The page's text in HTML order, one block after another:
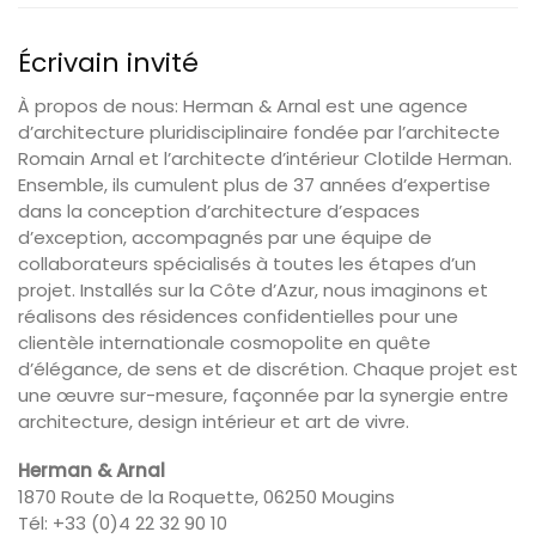
Écrivain invité
À propos de nous: Herman & Arnal est une agence
d’architecture pluridisciplinaire fondée par l’architecte
Romain Arnal et l’architecte d’intérieur Clotilde Herman.
Ensemble, ils cumulent plus de 37 années d’expertise
dans la conception d’architecture d’espaces
d’exception, accompagnés par une équipe de
collaborateurs spécialisés à toutes les étapes d’un
projet. Installés sur la Côte d’Azur, nous imaginons et
réalisons des résidences confidentielles pour une
clientèle internationale cosmopolite en quête
d’élégance, de sens et de discrétion. Chaque projet est
une œuvre sur-mesure, façonnée par la synergie entre
architecture, design intérieur et art de vivre.
Herman & Arnal
1870 Route de la Roquette, 06250 Mougins
Tél: +33 (0)4 22 32 90 10